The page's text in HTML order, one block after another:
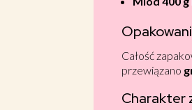
Całość
przewiązano
Charakter